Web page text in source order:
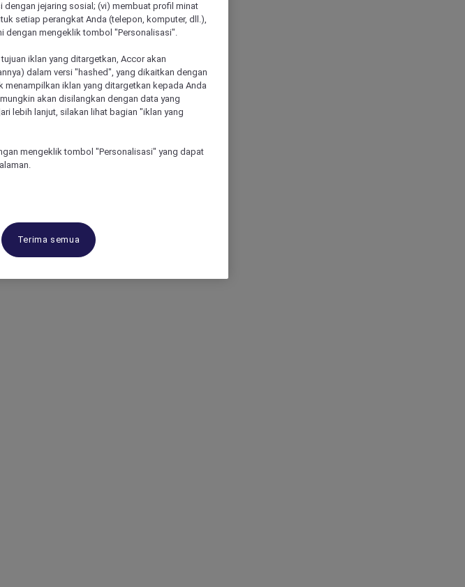
jejaring sosial; (vi) membuat profil minat
setiap perangkat Anda (telepon, komputer, dll.),
dengan mengeklik tombol "Personalisasi".
iklan yang ditargetkan, Accor akan
dalam versi "hashed", yang dikaitkan dengan
menampilkan iklan yang ditargetkan kepada Anda
akan disilangkan dengan data yang
lebih lanjut, silakan lihat bagian "iklan yang
mengeklik tombol "Personalisasi" yang dapat
Terima semua